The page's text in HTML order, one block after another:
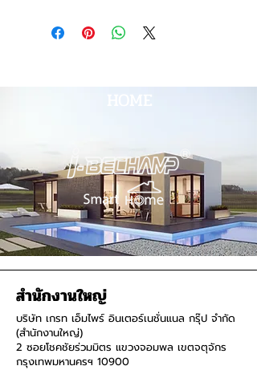
HOME
สำนักงานใหญ่
บริษัท เกรท เอ็มไพร์ อินเตอร์เนชั่นแนล กรุ๊ป จำกัด
(สำนักงานใหญ่)
2 ซอยโชคชัยร่วมมิตร แขวงจอมพล เขตจตุจักร
กรุงเทพมหานครฯ 10900